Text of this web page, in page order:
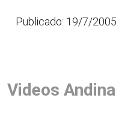
Publicado: 19/7/2005
Videos Andina